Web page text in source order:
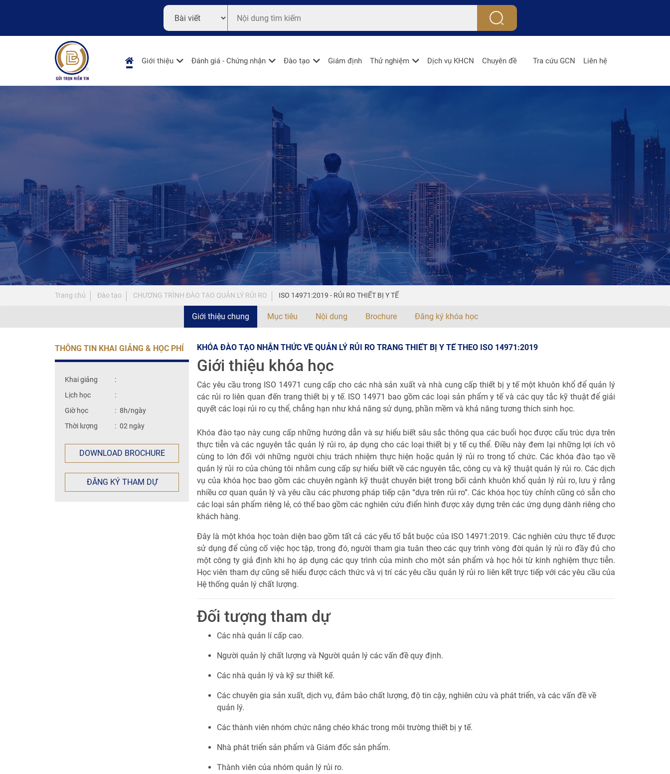
Giới thiệu Đánh giá - Chứng nhận Đào tạo Giám định Thử nghiệm Dịch vụ KHCN Chuyên đề Tra cứu GCN Liên hệ
Trang chủ Đào tạo CHƯƠNG TRÌNH ĐÀO TẠO QUẢN LÝ RỦI RO ISO 14971:2019 - RỦI RO THIẾT BỊ Y TẾ
Giới thiệu chung Mục tiêu Nội dung Brochure Đăng ký khóa học
THÔNG TIN KHAI GIẢNG & HỌC PHÍ
Khai giảng
:
Lịch học
:
Giờ học
: 8h/ngày
Thời lượng
: 02 ngày
DOWNLOAD BROCHURE
ĐĂNG KÝ THAM DỰ
KHÓA ĐÀO TẠO NHẬN THỨC VỀ QUẢN LÝ RỦI RO TRANG THIẾT BỊ Y TẾ THEO ISO 14971:2019
Giới thiệu khóa học
Các yêu cầu trong ISO 14971 cung cấp cho các nhà sản xuất và nhà cung cấp thiết bị y tế một khuôn khổ để quản lý
các rủi ro liên quan đến trang thiết bị y tế. ISO 14971 bao gồm các loại sản phẩm y tế và các quy tắc kỹ thuật để giải
quyết các loại rủi ro cụ thể, chẳng hạn như khả năng sử dụng, phần mềm và khả năng tương thích sinh học.
Khóa đào tạo này cung cấp những hướng dẫn và sự hiểu biết sâu sắc thông qua các buổi học được cấu trúc dựa trên
thực tiễn và các nguyên tắc quản lý rủi ro, áp dụng cho các loại thiết bị y tế cụ thể. Điều này đem lại những lợi ích vô
cùng to lớn đối với những người chịu trách nhiệm thực hiện hoặc quản lý rủi ro trong tổ chức. Các khóa đào tạo về
quản lý rủi ro của chúng tôi nhằm cung cấp sự hiểu biết về các nguyên tắc, công cụ và kỹ thuật quản lý rủi ro. Các dịch
vụ của khóa học bao gồm các chuyên ngành kỹ thuật chuyên biệt trong bối cảnh khuôn khổ quản lý rủi ro, lưu ý rằng
nhiều cơ quan quản lý và yêu cầu các phương pháp tiếp cận “dựa trên rủi ro”. Các khóa học tùy chỉnh cũng có sẵn cho
các loại sản phẩm riêng lẻ, có thể bao gồm các nghiên cứu điển hình được xây dựng trên các ứng dụng dành riêng cho
khách hàng.
Đây là một khóa học toàn diện bao gồm tất cả các yếu tố bắt buộc của ISO 14971:2019. Các nghiên cứu thực tế được
sử dụng để củng cố việc học tập, trong đó, người tham gia tuân theo các quy trình vòng đời quản lý rủi ro đầy đủ cho
một công ty giả định khi họ áp dụng các quy trình của mình cho một sản phẩm và học hỏi từ kinh nghiệm thực tiễn.
Học viên tham dự cũng sẽ hiểu được cách thức và vị trí các yêu cầu quản lý rủi ro liên kết trực tiếp với các yêu cầu của
Hệ thống quản lý chất lượng.
Đối tượng tham dự
Các nhà quản lí cấp cao.
Người quản lý chất lượng và Người quản lý các vấn đề quy định.
Các nhà quản lý và kỹ sư thiết kế.
Các chuyên gia sản xuất, dịch vụ, đảm bảo chất lượng, độ tin cậy, nghiên cứu và phát triển, và các vấn đề về
quản lý.
Các thành viên nhóm chức năng chéo khác trong môi trường thiết bị y tế.
Nhà phát triển sản phẩm và Giám đốc sản phẩm.
Thành viên của nhóm quản lý rủi ro.